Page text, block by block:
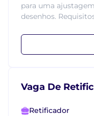
para uma
desenhos.
Vaga De
Retificador